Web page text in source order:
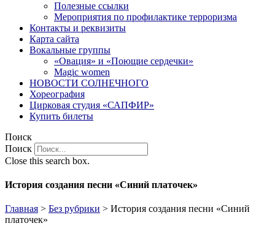
Полезные ссылки
Мероприятия по профилактике терроризма
Контакты и реквизиты
Карта сайта
Вокальные группы
«Овация» и «Поющие сердечки»
Magic women
НОВОСТИ СОЛНЕЧНОГО
Хореография
Цирковая студия «САПФИР»
Купить билеты
Поиск
Поиск
Close this search box.
История создания песни «Синий платочек»
Главная > Без рубрики > История создания песни «Синий
платочек»